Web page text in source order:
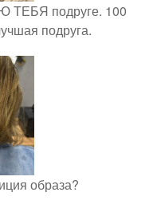
ТЕБЯ подруге. 100
подруга.
образа?